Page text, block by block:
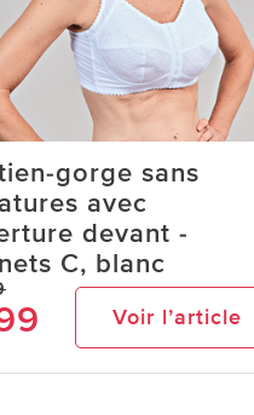
gorge sans
avec
devant -
C, blanc
Voir l’article